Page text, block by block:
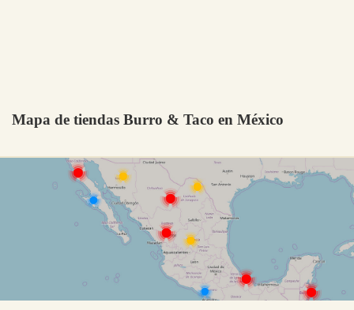
Mapa de tiendas Burro & Taco en México